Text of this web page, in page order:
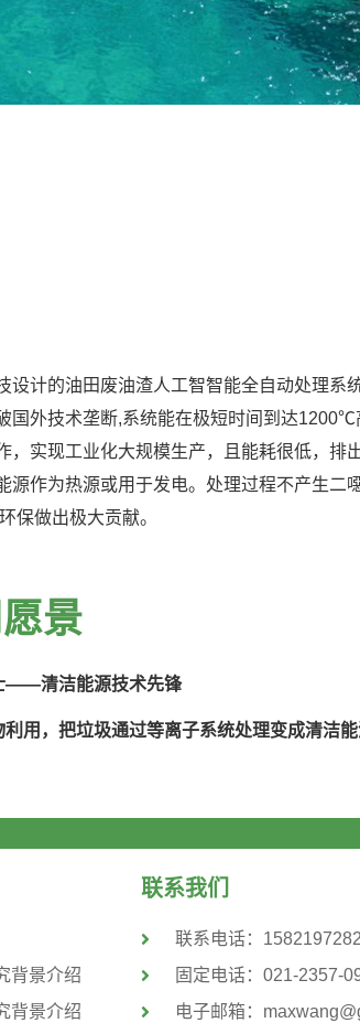
设计的油田废油渣人工智智能全自动处理系
国外技术垄断,系统能在极短时间到达1200℃
，实现工业化大规模生产，且能耗很低，排
源作为热源或用于发电。处理过程不产生二
保做出极大贡献。
景
——清洁能源技术先锋
利用，把垃圾通过等离子系统处理变成清洁能
背景介绍
背景介绍
联系我们
联系电话：
固定电话：021-2357-
电子邮箱：